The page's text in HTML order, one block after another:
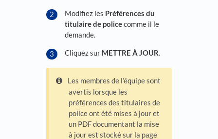
Modifiez les Préférences du
titulaire de policecomme il le
demande.
Cliquez sur METTRE À JOUR.
Les membres de l’équipe sont
avertis lorsque les
préférences des titulaires de
police ont été mises à jour et
un PDF documentant la mise
à jour est stocké sur la page